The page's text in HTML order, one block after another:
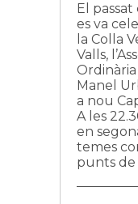
El
es va
la Colla
Valls,
Ordinària
Manel
a nou
A les
en
temes
punts de